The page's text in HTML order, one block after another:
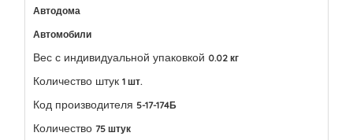
Автодома
Автомобили
Вес с индивидуальной упаковкой 0.02 кг
Количество штук 1 шт.
Код производителя 5-17-174Б
Количество 75 штук